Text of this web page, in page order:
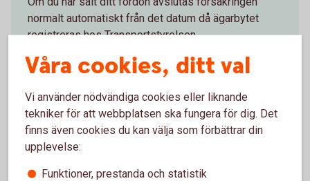
normalt automatiskt från det datum då ägarbytet
registreras hos Transportstyrelsen.
Om du vill avsluta försäkringen av andra anledningar
så kan du göra det på huvudförfallodagen.
Våra cookies, ditt val
Vi använder nödvändiga cookies eller liknande
tekniker för att webbplatsen ska fungera för dig. Det
finns även cookies du kan välja som förbättrar din
upplevelse:
Funktioner, prestanda och statistik